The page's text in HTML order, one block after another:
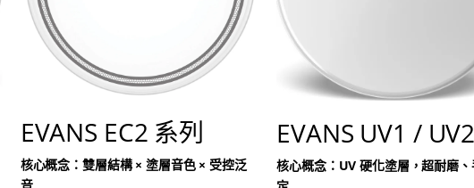
EVANS EC2 系列
核心概念：雙層結構 × 塗層音色 × 受控泛
音
EVANS UV1 /
核心概念：UV 硬化塗層，超耐磨